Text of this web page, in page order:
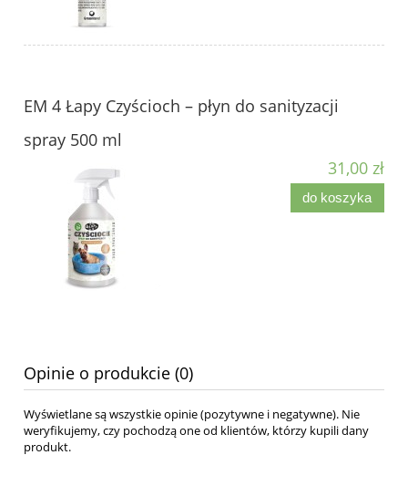
EM 4 Łapy Czyścioch – płyn do sanityzacji
spray 500 ml
31,00 zł
do koszyka
Opinie o produkcie (0)
Wyświetlane są wszystkie opinie (pozytywne i negatywne). Nie
weryfikujemy, czy pochodzą one od klientów, którzy kupili dany
produkt.